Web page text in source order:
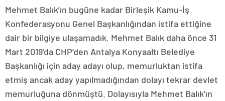
Mehmet Balık’ın bugüne kadar Birleşik Kamu-İş
Konfederasyonu Genel Başkanlığından istifa ettiğine
dair bir bilgiye ulaşamadık. Mehmet Balık daha önce 31
Mart 2019’da CHP’den Antalya Konyaaltı Belediye
Başkanlığı için aday adayı olup, memurluktan istifa
etmiş ancak aday yapılmadığından dolayı tekrar devlet
memurluğuna dönmüştü. Dolayısıyla Mehmet Balık’ın